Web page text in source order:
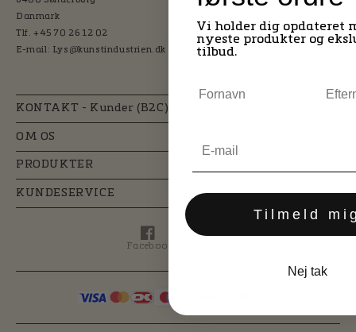
Danmark
Tlf. +45 70 26 12 02
E-mail: Lys@kunstindustrien.dk
KONTAKT - Kunder (B2C)
OM OS
PRODUKTER
KUNDESERVICE
Facebook
Facebook
Instagram
Vi holder dig opdateret
nyeste produkter og
tilbud.
Tilmeld
Nej tak